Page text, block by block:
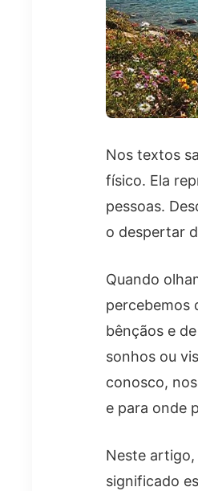
Nos textos
físico. Ela
pessoas.
o despertar
Quando
percebemos
bênçãos e
sonhos ou
conosco,
e para onde
Neste artigo,
significado